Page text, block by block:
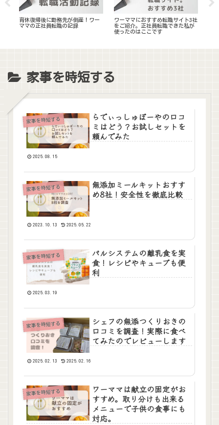
育休復帰後に勤務先が倒産！ワー
ママの正社員転職の記録
ワーママにおすすめ転職サイト3社
をご紹介。正社員転職できた私が
使ったのはここです
家事を時短する
家事を時短する
らでぃっしゅぼーやの口コ
ミはどう？お試しセットを
頼んでみた
2025.08.15
家事を時短する
無添加ミールキットおすす
め8社！安全性を徹底比較
2023.10.13 2025.05.22
家事を時短する
パルシステムの離乳食を実
食！レシピやキューブも便
利
2025.03.19
家事を時短する
シェフの無添つくりおきの
口コミを調査！実際に食べ
てみたのでレビューします
2025.02.13 2025.02.16
家事を時短する
ワーママは献立の固定がお
すすめ。取り分けも出来る
メニューで子供の食事にも
対応。